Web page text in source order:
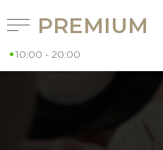
PREMIUM
10:00 - 20:00